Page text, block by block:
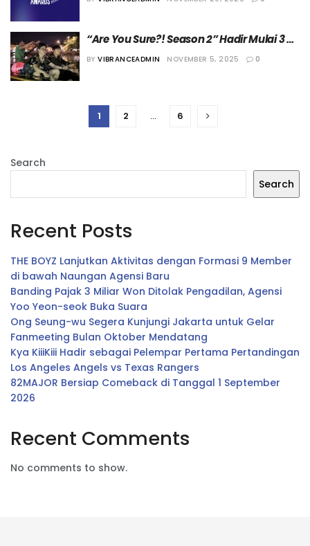
“Are You Sure?! Season 2” Hadir Mulai 3
Desember 2025 di Disney+
BY VIBRANCEADMIN NOVEMBER 5, 2025 0
1 2 … 6
Search
Search
Recent Posts
THE BOYZ Lanjutkan Aktivitas dengan Formasi 9 Member
di bawah Naungan Agensi Baru
Banding Pajak 3 Miliar Won Ditolak Pengadilan, Agensi
Yoo Yeon-seok Buka Suara
Ong Seung-wu Segera Kunjungi Jakarta untuk Gelar
Fanmeeting Bulan Oktober Mendatang
Kya KiiiKiii Hadir sebagai Pelempar Pertama Pertandingan
Los Angeles Angels vs Texas Rangers
82MAJOR Bersiap Comeback di Tanggal 1 September
2026
Recent Comments
No comments to show.